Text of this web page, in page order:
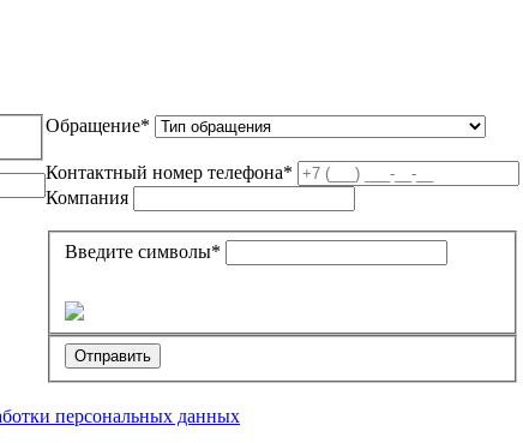
Обращение*
Контактный номер телефона*
Компания
Введите символы*
Отправить
персональных данных